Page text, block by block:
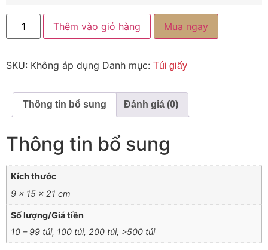
Thêm vào giỏ hàng Mua ngay
SKU: Không áp dụng Danh mục: Túi giấy
Thông tin bổ sung Đánh giá (0)
Thông tin bổ sung
Kích thước
9 × 15 × 21 cm
Số lượng/Giá tiền
10 – 99 túi, 100 túi, 200 túi, >500 túi